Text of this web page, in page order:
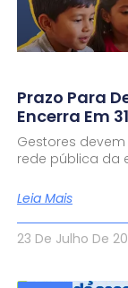
Prazo Para
Encerra Em
Gestores
rede pública da
Leia Mais
23 De Julho De